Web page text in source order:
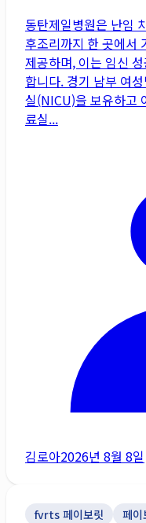
동탄제일병원은 난임
후조리까지 한 곳에서
제공하며, 이는 임신
합니다. 경기 남부 여
실(NICU)을 보유하고
료실...
김로아2026년 8월 8일
fvrts 페이보릿 페이